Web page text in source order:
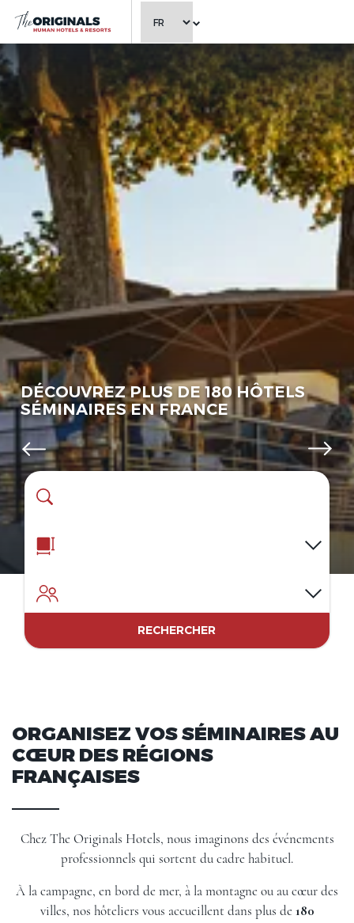
CHOISIR LA LANGUE
DÉCOUVREZ PLUS DE 180 HÔTELS
SÉMINAIRES EN FRANCE
Par destination
RECHERCHER
ORGANISEZ VOS SÉMINAIRES AU
CŒUR DES RÉGIONS
FRANÇAISES
Chez The Originals Hotels, nous imaginons des événements
professionnels qui sortent du cadre habituel.
À la campagne, en bord de mer, à la montagne ou au cœur des
villes, nos hôteliers vous accueillent dans plus de 180